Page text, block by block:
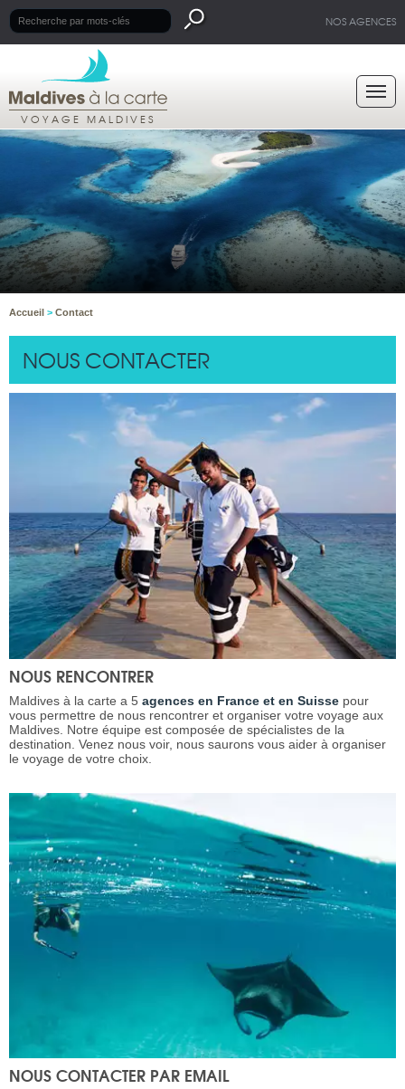
NOS AGENCES
VOYAGE MALDIVES
Accueil > Contact
NOUS CONTACTER
NOUS RENCONTRER
Maldives à la carte a 5 agences en France et en Suisse pour
vous permettre de nous rencontrer et organiser votre voyage aux
Maldives. Notre équipe est composée de spécialistes de la
destination. Venez nous voir, nous saurons vous aider à organiser
le voyage de votre choix.
NOUS CONTACTER PAR EMAIL